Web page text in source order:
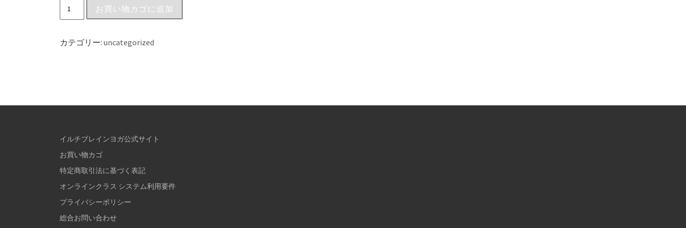
お買い物カゴに追加
カテゴリー: uncategorized
イルチブレインヨガ公式サイト
お買い物カゴ
特定商取引法に基づく表記
オンラインクラス システム利用要件
プライバシーポリシー
総合お問い合わせ